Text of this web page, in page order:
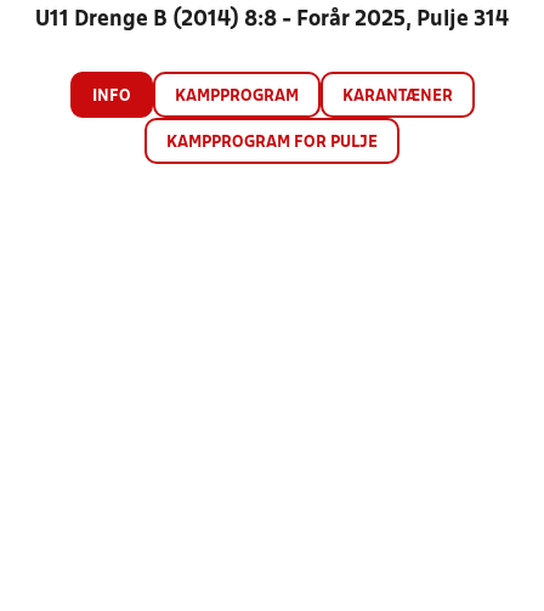
U11 Drenge B (2014) 8:8 - Forår 2025, Pulje 314
INFO KAMPPROGRAM KARANTÆNER
KAMPPROGRAM FOR PULJE